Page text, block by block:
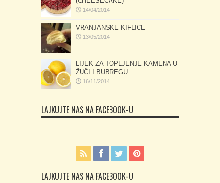
14/04/2014
VRANJANSKE KIFLICE
13/05/2014
LIJEK ZA TOPLJENJE KAMENA U
ŽUČI I BUBREGU
16/11/2014
LAJKUJTE NAS NA FACEBOOK-U
LAJKUJTE NAS NA FACEBOOK-U